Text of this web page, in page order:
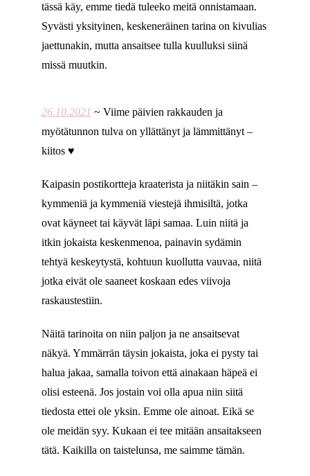
tässä käy, emme tiedä tuleeko meitä onnistamaan.
Syvästi yksityinen, keskeneräinen tarina on kivulias
jaettunakin, mutta ansaitsee tulla kuulluksi siinä
missä muutkin.
26.10.2021 ~ Viime päivien rakkauden ja
myötätunnon tulva on yllättänyt ja lämmittänyt –
kiitos ♥
Kaipasin postikortteja kraaterista ja niitäkin sain –
kymmeniä ja kymmeniä viestejä ihmisiltä, jotka
ovat käyneet tai käyvät läpi samaa. Luin niitä ja
itkin jokaista keskenmenoa, painavin sydämin
tehtyä keskeytystä, kohtuun kuollutta vauvaa, niitä
jotka eivät ole saaneet koskaan edes viivoja
raskaustestiin.
Näitä tarinoita on niin paljon ja ne ansaitsevat
näkyä. Ymmärrän täysin jokaista, joka ei pysty tai
halua jakaa, samalla toivon että ainakaan häpeä ei
olisi esteenä. Jos jostain voi olla apua niin siitä
tiedosta ettei ole yksin. Emme ole ainoat. Eikä se
ole meidän syy. Kukaan ei tee mitään ansaitakseen
tätä. Kaikilla on taistelunsa, me saimme tämän.